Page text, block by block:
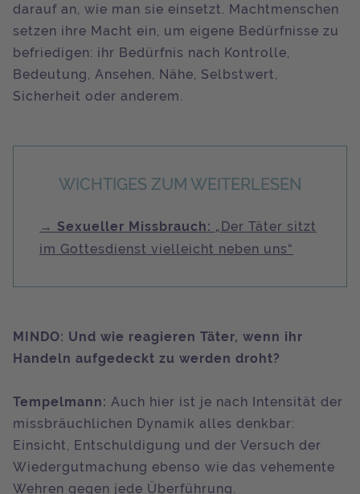
darauf an, wie man sie einsetzt. Machtmenschen
setzen ihre Macht ein, um eigene Bedürfnisse zu
befriedigen: ihr Bedürfnis nach Kontrolle,
Bedeutung, Ansehen, Nähe, Selbstwert,
Sicherheit oder anderem.
WICHTIGES ZUM WEITERLESEN
→ Sexueller Missbrauch: „Der Täter sitzt
im Gottesdienst vielleicht neben uns“
MINDO: Und wie reagieren Täter, wenn ihr
Handeln aufgedeckt zu werden droht?
Tempelmann: Auch hier ist je nach Intensität der
missbräuchlichen Dynamik alles denkbar:
Einsicht, Entschuldigung und der Versuch der
Wiedergutmachung ebenso wie das vehemente
Wehren gegen jede Überführung.